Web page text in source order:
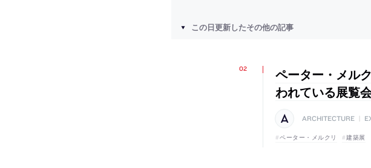
この日更新したその他の記事
ペーター・メル
われている展覧
ARCHITECTURE
ペーター・メルクリ 建築展